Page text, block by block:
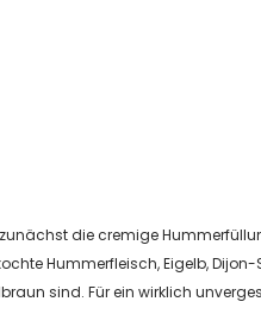
zunächst die cremige
Hummerfleisch, Eigelb,
sind. Für ein wirklich